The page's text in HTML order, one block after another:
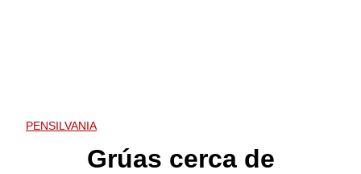
PENSILVANIA
Grúas cerca de